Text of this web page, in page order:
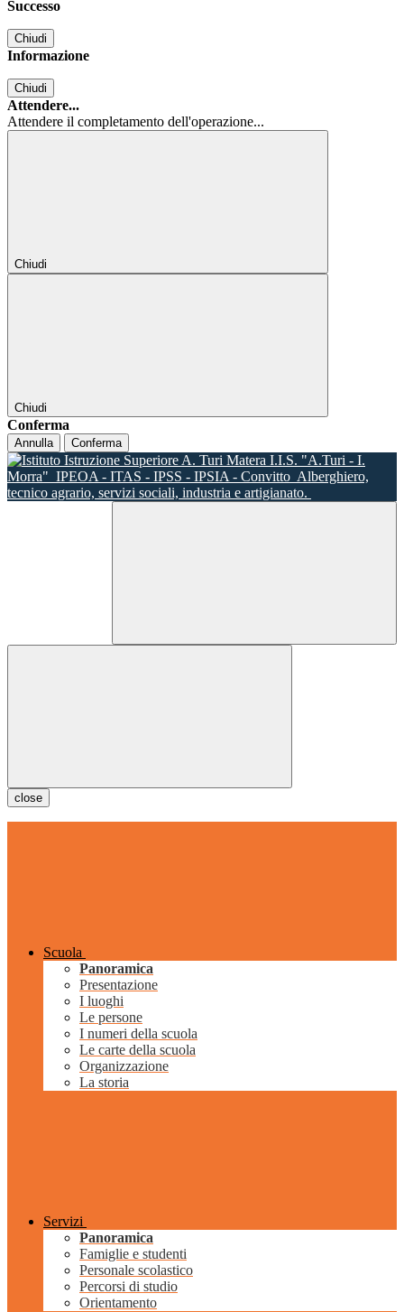
Successo
Chiudi
Informazione
Chiudi
Attendere...
Attendere il completamento dell'operazione...
Chiudi
Chiudi
Conferma
Annulla Conferma
I.I.S. "A.Turi - I.
Morra" IPEOA - ITAS - IPSS - IPSIA - Convitto Alberghiero,
tecnico agrario, servizi sociali, industria e artigianato.
close
Scuola
Panoramica
Presentazione
I luoghi
Le persone
I numeri della scuola
Le carte della scuola
Organizzazione
La storia
Servizi
Panoramica
Famiglie e studenti
Personale scolastico
Percorsi di studio
Orientamento